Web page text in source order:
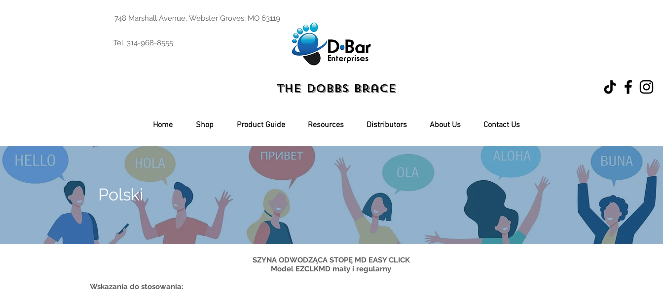
748 Marshall Avenue, Webster Groves, MO 63119
Tel: 314-968-8555
The Dobbs Brace
Home Shop Product Guide Resources Distributors About Us Contact Us
Polski
SZYNA ODWODZĄCA STOPĘ MD EASY CLICK
Model EZCLKMD mały i regularny
Wskazania do stosowania: